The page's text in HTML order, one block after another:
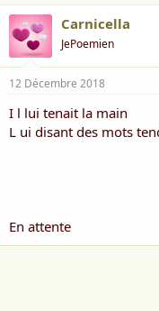
t
e
u
r
d
e
l
a
s
s
t
d
e
d
é
b
u
Carnicella
JePoemien
12 Décembre 2018
I l lui tenait la main
L ui disant des mots
En attente